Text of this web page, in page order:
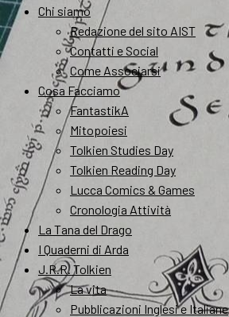
Chi siamo
Redazione del sito AIST
Contatti e Social
Come Associarsi
Cosa Facciamo
FantastikA
Mitopoiesi
Tolkien Studies Day
Tolkien Reading Day
Lucca Comics & Games
Cronologia Attività
La Tana del Drago
I Quaderni di Arda
J.R.R. Tolkien
La vita
Pubblicazioni Inglesi e Italiane